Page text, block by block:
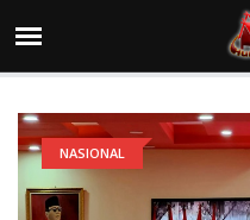
NASIONAL